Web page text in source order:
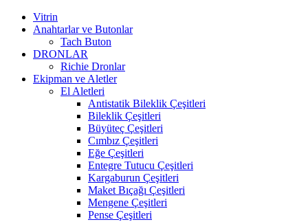
Vitrin
Anahtarlar ve Butonlar
Tach Buton
DRONLAR
Richie Dronlar
Ekipman ve Aletler
El Aletleri
Antistatik Bileklik Çeşitleri
Bileklik Çeşitleri
Büyüteç Çeşitleri
Cımbız Çeşitleri
Eğe Çeşitleri
Entegre Tutucu Çeşitleri
Kargaburun Çeşitleri
Maket Bıçağı Çeşitleri
Mengene Çeşitleri
Pense Çeşitleri